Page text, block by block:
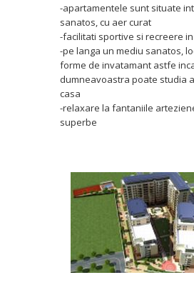
-apartamentele sunt situate
sanatos, cu aer curat
-facilitati sportive si recreere
-pe langa un mediu sanatos,
forme de invatamant astfe
dumneavoastra poate studia
casa
-relaxare la fantaniile
superbe